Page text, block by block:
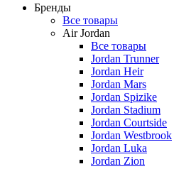
Бренды
Все товары
Air Jordan
Все товары
Jordan Trunner
Jordan Heir
Jordan Mars
Jordan Spizike
Jordan Stadium
Jordan Courtside
Jordan Westbrook
Jordan Luka
Jordan Zion